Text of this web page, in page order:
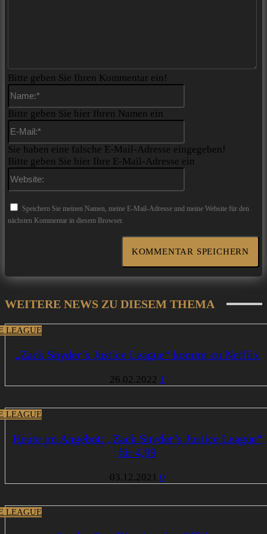
Bitte geben Sie Ihren Kommentar ein!
Bitte geben Sie hier Ihren Namen ein
Sie haben eine falsche E-Mail-Adresse eingegeben!
Bitte geben Sie hier Ihre E-Mail-Adresse ein
Speichern Sie meinen Namen, meine E-Mail-Adresse und meine Website für den
nächsten Kommentar in diesem Browser.
WEITERE NEWS ZU DIESEM THEMA
LEAGUE
„Zack Snyder’s Justice League“ kommt zu Netflix
26.02.2022 1
LEAGUE
Heute im Angebot: „Zack Snyder’s Justice League“
für 4,99
03.12.2021 0
LEAGUE